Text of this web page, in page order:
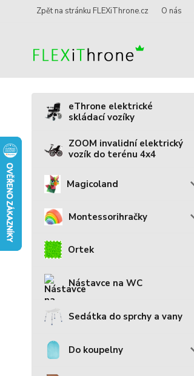
Zpět na stránku FLEXiThrone.cz O nás
eThrone elektrické
skládací vozíky
ZOOM invalidní elektrický
vozík do terénu 4x4
Magicoland
Montessorihračky
Ortek
Nástavce na WC
Sedátka do sprchy a vany
Do koupelny